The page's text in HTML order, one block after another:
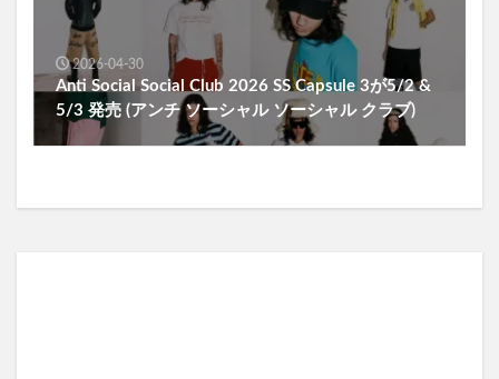
2026-04-30
Anti Social Social Club 2026 SS Capsule 3が5/2 &
5/3 発売 (アンチ ソーシャル ソーシャル クラブ)